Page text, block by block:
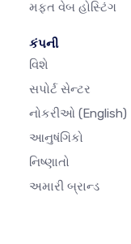
મફત વેબ હોસ્ટિંગ
કંપની
વિશે
સપોર્ટ સેન્ટર
નોકરીઓ (English)
આનુષંગિકો
નિષ્ણાતો
અમારી બ્રાન્ડ